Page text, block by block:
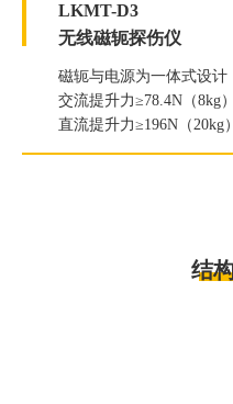
LKMT-D3
无线磁轭探伤仪
磁轭与电源为一体式设计
交流提升力≥78.4N（8kg
直流提升力≥196N（20kg
白光照度≥2000Lux；
结